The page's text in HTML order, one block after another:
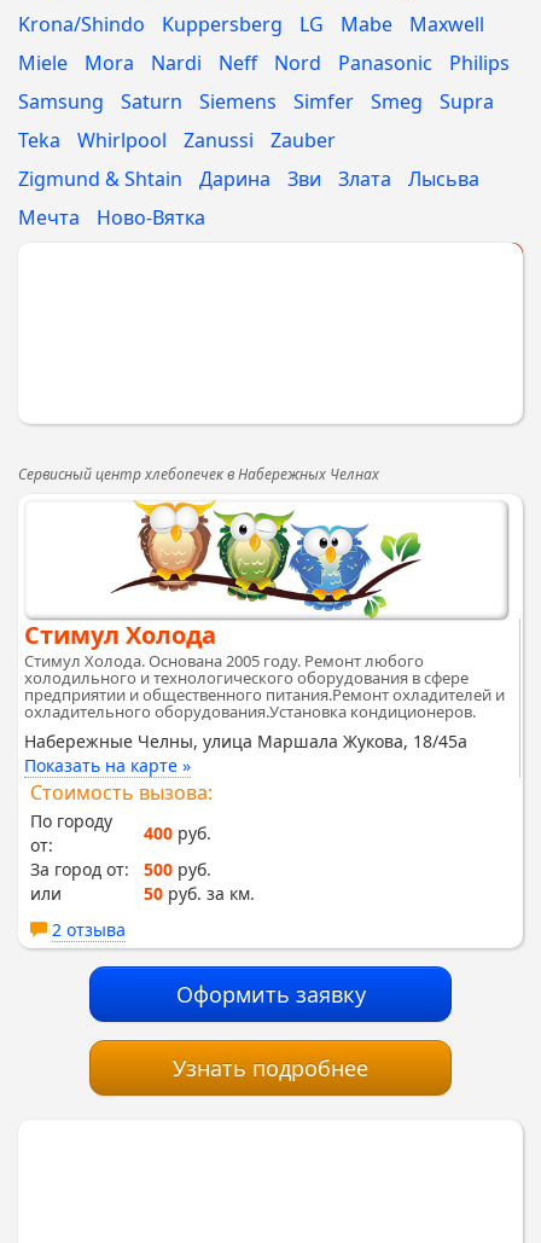
Krona/Shindo
Kuppersberg LG Mabe
Maxwell
Miele
Mora Nardi Neff Nord Panasonic
Philips
Samsung
Saturn Siemens Simfer Smeg
Supra
Teka
Whirlpool Zanussi
Zauber
Zigmund & Shtain
Дарина Зви Злата
Лысьва
Мечта
Ново-Вятка
Сервисный центр хлебопечек в Набережных Челнах
Стимул Холода
Стимул Холода. Основана 2005 году. Ремонт любого
холодильного и технологического оборудования в сфере
предприятии и общественного питания.Ремонт охладителей и
охладительного оборудования.Установка кондиционеров.
Набережные Челны, улица Маршала Жукова, 18/45а
Показать на карте »
Стоимость вызова:
По городу
от:
400 руб.
За город от:
500 руб.
или
50 руб. за км.
2 отзыва
Оформить заявку
Узнать подробнее